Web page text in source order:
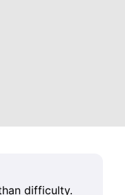
difficulty.